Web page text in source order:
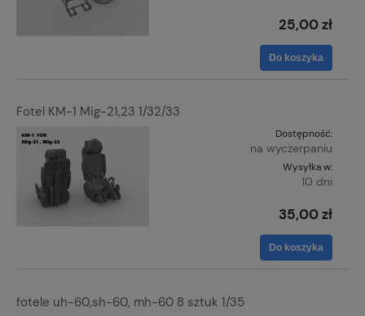
25,00 zł
Do koszyka
Fotel KM-1 Mig-21,23 1/32/33
Dostępność:
na wyczerpaniu
Wysyłka w:
10 dni
35,00 zł
Do koszyka
fotele uh-60,sh-60, mh-60 8 sztuk 1/35